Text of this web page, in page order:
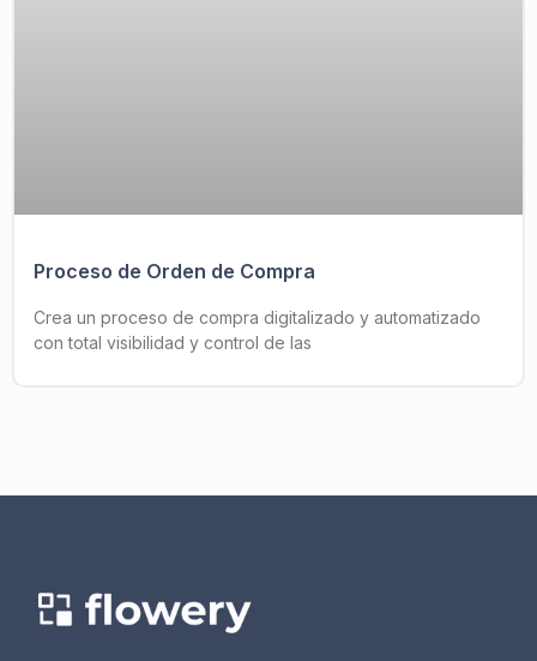
Proceso de Orden de Compra
Crea un proceso de compra digitalizado y automatizado
con total visibilidad y control de las